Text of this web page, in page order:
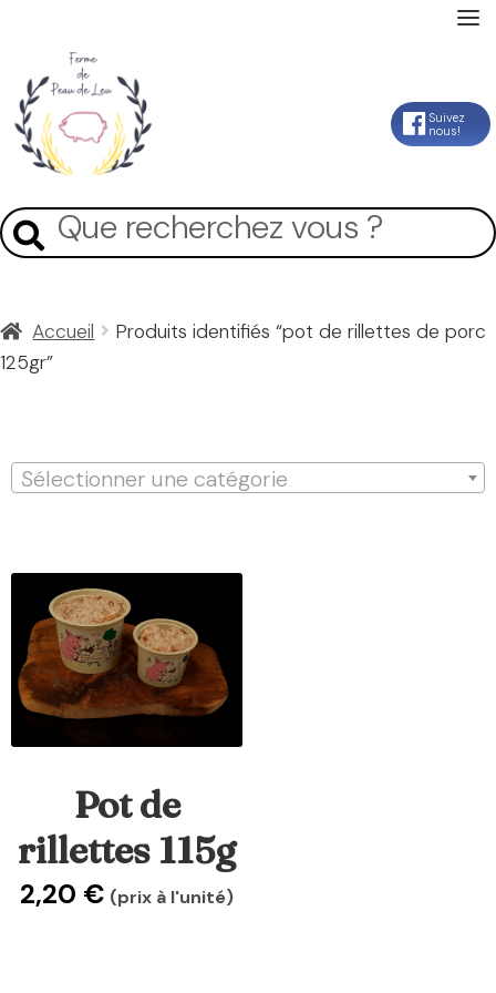
Aller
navigation
Aller
Suivez
nous!
Mon Compte
Recherche
pour :
Recherche
Accueil
Produits identifiés “pot de rillettes de porc
125gr”
pot de rillettes de
Sélectionner une catégorie
Pot de
rillettes 115g
2,20 € (prix à l'unité)